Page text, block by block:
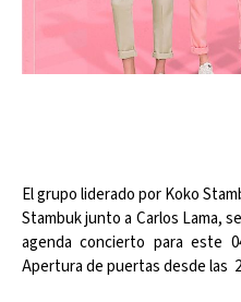
El grupo liderado por Koko
Stambuk junto a Carlos Lama,
agenda concierto para este
Apertura de puertas desde las